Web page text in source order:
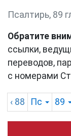
Псалтирь, 89
Обратите
ссылки,
переводов,
с номерами
‹ 88 Пс 89